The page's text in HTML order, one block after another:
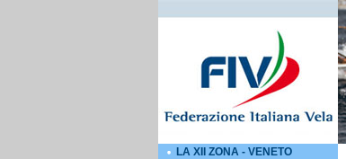
LA XII ZONA - VENETO